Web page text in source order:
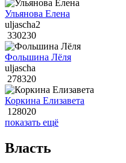
Ульянова Елена
uljascha2
330230
Фольшина Лёля
uljascha
278320
Коркина Елизавета
128020
показать ещё
Власть